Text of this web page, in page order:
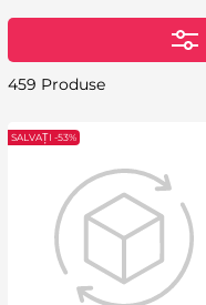
459 Produse
SALVAȚI -53%